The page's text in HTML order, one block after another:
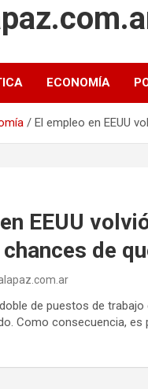
ECONOMÍA
El empleo en EEUU
EEUU
de
de puestos de
Como consecuencia,